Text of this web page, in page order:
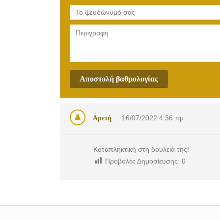
Αποστολή βαθμολογίας
Αρετή 16/07/2022 4:36 πμ
Καταπληκτική στη δουλειά της!
Προβολές Δημοσίευσης: 0